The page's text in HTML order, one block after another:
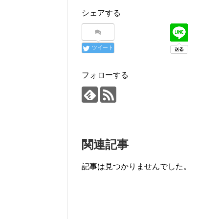
シェアする
ツイート
フォローする
関連記事
記事は見つかりませんでした。